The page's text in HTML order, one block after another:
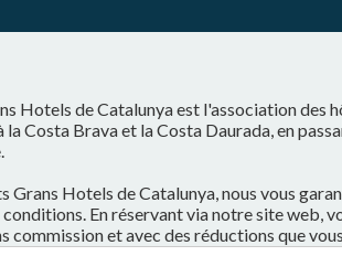
Hotels de Catalunya est l'association des
la Costa Brava et la Costa Daurada, en
Grans Hotels de Catalunya, nous vous
En réservant via notre site web,
commission et avec des réductions que